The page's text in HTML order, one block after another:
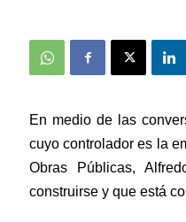
En medio de las
cuyo controlador es la
Obras Públicas,
construirse y que está